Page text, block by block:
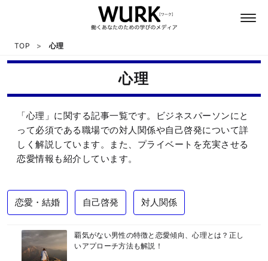
英語
心理
教養
テクノロジー
TOP 心理
心理
「心理」に関する記事一覧です。ビジネスパーソンにと
って必須である職場での対人関係や自己啓発について詳
しく解説しています。また、プライベートを充実させる
恋愛情報も紹介しています。
恋愛・結婚 自己啓発 対人関係
覇気がない男性の特徴と恋愛傾向、心理とは？正し
いアプローチ方法も解説！